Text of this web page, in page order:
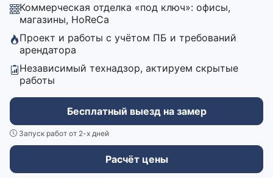
Коммерческая отделка «под ключ»: офисы,
магазины, HoReCa
Проект и работы с учётом ПБ и требований
арендатора
Независимый технадзор, актируем скрытые
работы
Бесплатный выезд на замер
Запуск работ от 2-х дней
Расчёт цены